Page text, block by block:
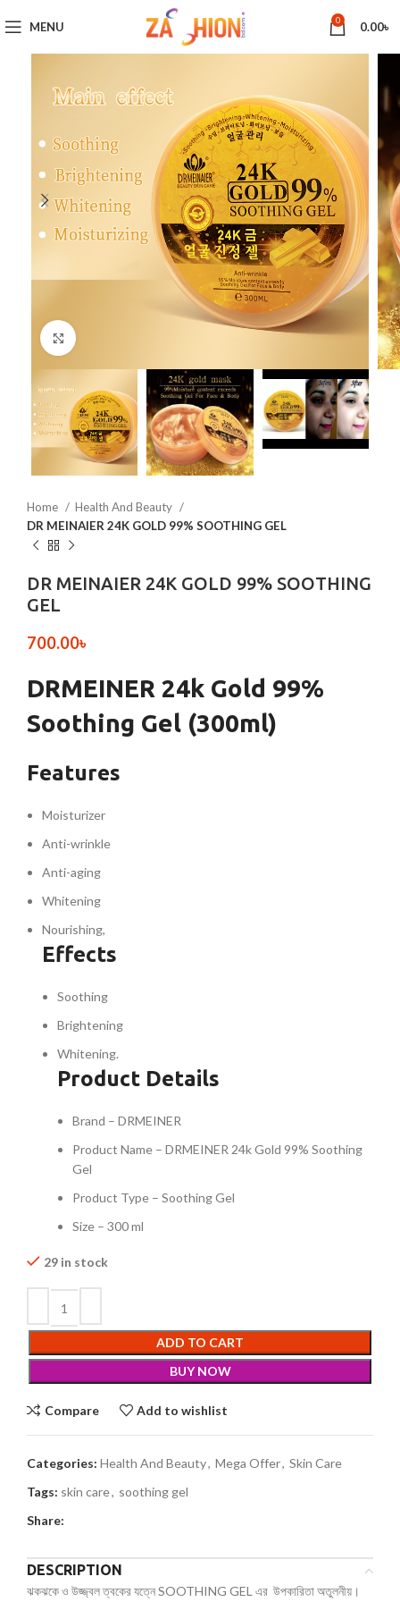
MENU 0 0.00৳
Home
Health And Beauty
DR MEINAIER 24K GOLD 99% SOOTHING GEL
DR MEINAIER 24K GOLD 99% SOOTHING
GEL
700.00৳
DRMEINER 24k Gold 99%
Soothing Gel (300ml)
Features
Moisturizer
Anti-wrinkle
Anti-aging
Whitening
Nourishing,
Effects
Soothing
Brightening
Whitening.
Product Details
Brand – DRMEINER
Product Name – DRMEINER 24k Gold 99% Soothing
Gel
Product Type – Soothing Gel
Size – 300 ml
29 in stock
ADD TO CART
BUY NOW
Compare Add to wishlist
Categories: Health And Beauty, Mega Offer, Skin Care
Tags: skin care, soothing gel
Share:
DESCRIPTION
ঝকঝকে ও উজ্জ্বল ত্বকের যত্নে SOOTHING GEL এর উপকারিতা অতুলনীয়।